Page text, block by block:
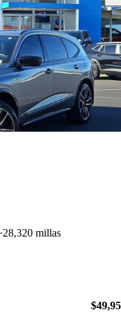
28,320 millas